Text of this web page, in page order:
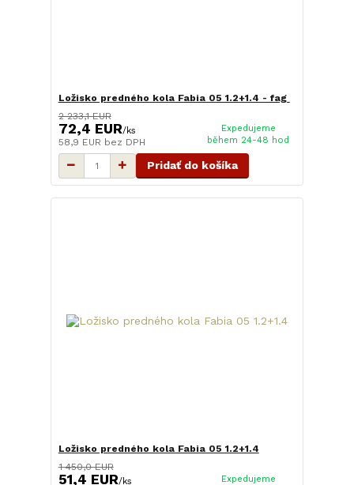
Ložisko predného kola Fabia 05 1.2+1.4 - fag
2 233,1 EUR
72,4 EUR/ks
58,9 EUR bez DPH
Expedujeme
během 24-48 hod
Pridať do košíka
Ložisko predného kola Fabia 05 1.2+1.4
1 450,0 EUR
51,4 EUR/ks Expedujeme